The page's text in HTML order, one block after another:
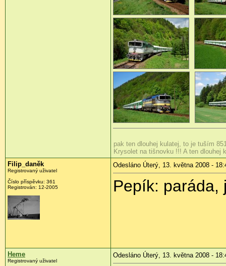
pak ten dlouhej kulatej, to je tuším
Krysolet na tišnovku !!! A ten dlouhej
Filip_daněk
Registrovaný uživatel
Číslo příspěvku: 361
Registrován: 12-2005
Odesláno Úterý, 13. května 2008 -
Pepík:
Heme
Registrovaný uživatel
Odesláno Úterý, 13. května 2008 -